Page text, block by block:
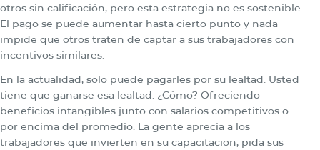
otros sin calificación, pero esta estrategia no es sostenible.
El pago se puede aumentar hasta cierto punto y nada
impide que otros traten de captar a sus trabajadores con
incentivos similares.
En la actualidad, solo puede pagarles por su lealtad. Usted
tiene que ganarse esa lealtad. ¿Cómo? Ofreciendo
beneficios intangibles junto con salarios competitivos o
por encima del promedio. La gente aprecia a los
trabajadores que invierten en su capacitación, pida sus